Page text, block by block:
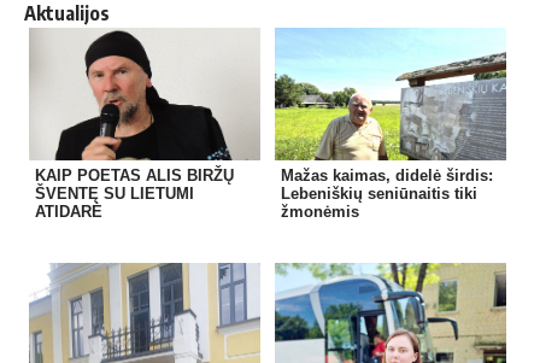
Aktualijos
KAIP POETAS ALIS BIRŽŲ
ŠVENTĘ SU LIETUMI
ATIDARĖ
Mažas kaimas, didelė širdis:
Lebeniškių seniūnaitis tiki
žmonėmis